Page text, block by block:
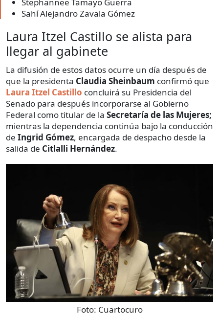
Sahí Alejandro Zavala Gómez
Laura Itzel Castillo se alista para
llegar al gabinete
La difusión de estos datos ocurre un día después de
que la presidenta Claudia Sheinbaum confirmó que
Laura Itzel Castillo concluirá su Presidencia del
Senado para después incorporarse al Gobierno
Federal como titular de la Secretaría de las Mujeres;
mientras la dependencia continúa bajo la conducción
de Ingrid Gómez, encargada de despacho desde la
salida de Citlalli Hernández.
Foto: Cuartocuro